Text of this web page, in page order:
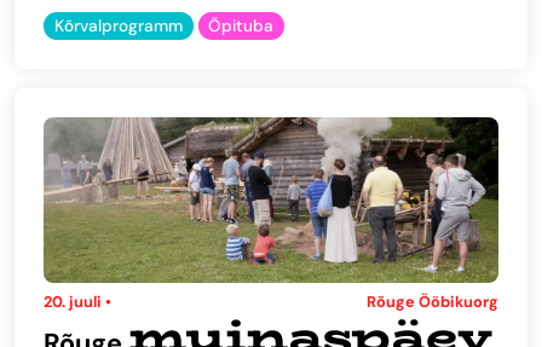
Kõrvalprogramm Õpituba
20. juuli • Rõuge Ööbikuorg